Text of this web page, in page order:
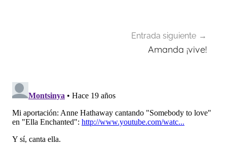
Entrada siguiente
Amanda ¡vive!